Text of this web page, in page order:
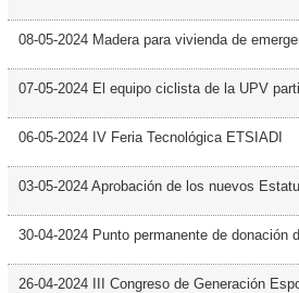
08-05-2024 Madera para vivienda de
07-05-2024 El equipo ciclista de la UPV
06-05-2024 IV Feria Tecnológica ETSIADI
03-05-2024 Aprobación de los nuevos
30-04-2024 Punto permanente de donación
26-04-2024 III Congreso de Generación